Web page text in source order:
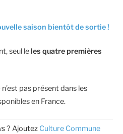
saison bientôt de sortie !
seul le les quatre premières
n’est pas présent dans les
en France.
? Ajoutez Culture Commune